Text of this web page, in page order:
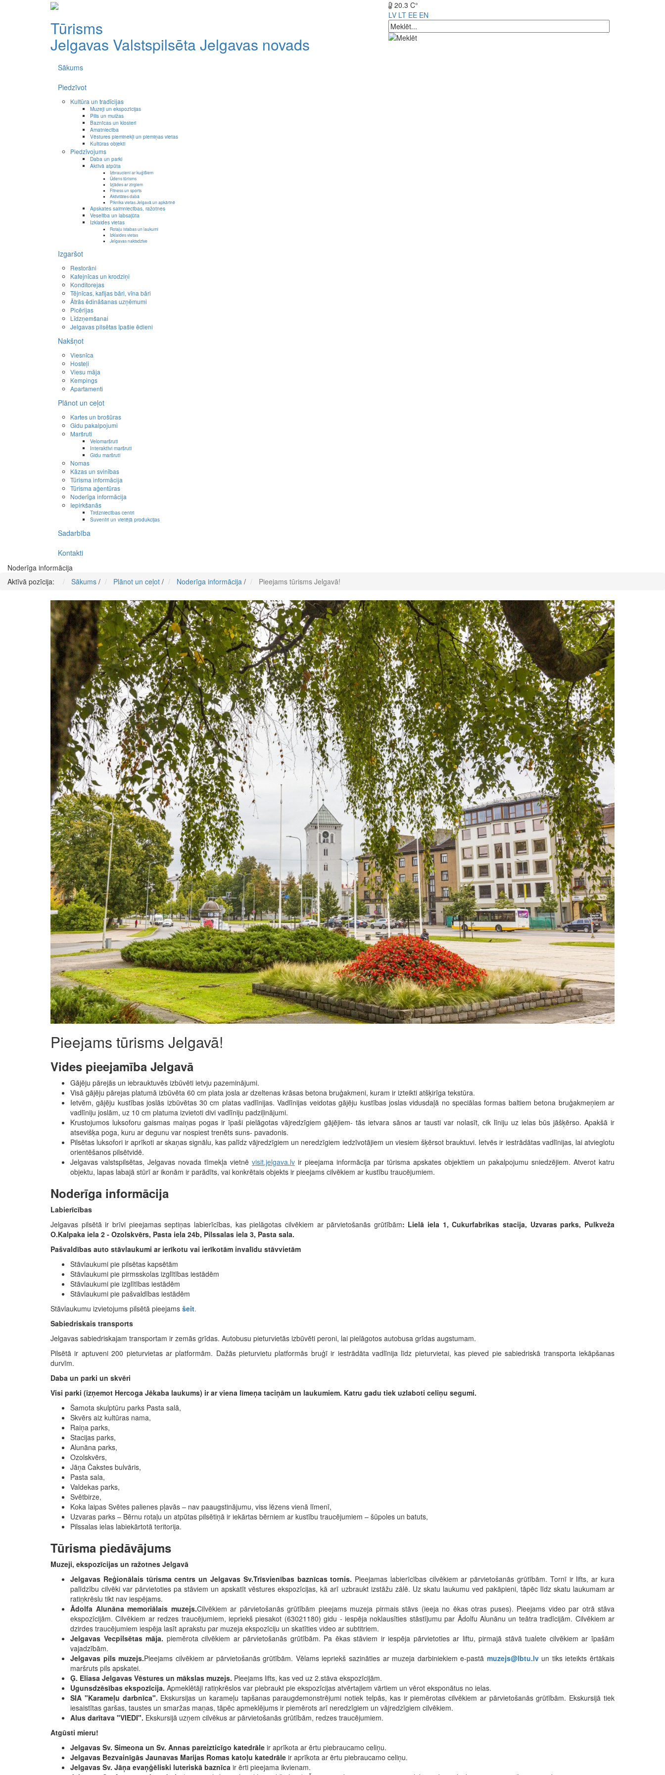
Tūrisms
Jelgavas Valstspilsēta Jelgavas novads
20.3 C°
LV LT EE EN
Sākums
Piedzīvot
Kultūra un tradīcijas
Muzeji un ekspozīcijas
Pilis un muižas
Baznīcas un klosteri
Amatniecība
Vēstures pieminekļi un piemiņas vietas
Kultūras objekti
Piedzīvojums
Daba un parki
Aktīvā atpūta
Izbraucieni ar kuģīšiem
Ūdens tūrisms
Izjādes ar zirgiem
Fitness un sports
Aktivitātes dabā
Piknika vietas Jelgavā un apkārtnē
Apskates saimniecības, ražotnes
Veselība un labsajūta
Izklaides vietas
Rotaļu istabas un laukumi
Izklaides vietas
Jelgavas naktsdzīve
Izgaršot
Restorāni
Kafejnīcas un krodziņi
Konditorejas
Tējnīcas, kafijas bāri, vīna bāri
Ātrās ēdināšanas uzņēmumi
Picērijas
Līdzņemšanai
Jelgavas pilsētas īpašie ēdieni
Nakšņot
Viesnīca
Hosteļi
Viesu māja
Kempings
Apartamenti
Plānot un ceļot
Kartes un brošūras
Gidu pakalpojumi
Maršruti
Velomaršruti
Interaktīvi maršruti
Gidu maršruti
Nomas
Kāzas un svinības
Tūrisma informācija
Tūrisma aģentūras
Noderīga informācija
Iepirkšanās
Tirdzniecības centri
Suvenīri un vietējā produkcijas
Sadarbība
Kontakti
Noderīga informācija
Aktīvā pozīcija:
Sākums / Plānot un ceļot / Noderīga informācija / Pieejams tūrisms Jelgavā!
Pieejams tūrisms Jelgavā!
Vides pieejamība Jelgavā
Gājēju pārejās un iebrauktuvēs izbūvēti ietvju pazeminājumi.
Visā gājēju pārejas platumā izbūvēta 60 cm plata josla ar dzeltenas krāsas betona bruģakmeni, kuram ir izteikti atšķirīga tekstūra.
Ietvēm, gājēju kustības joslās izbūvētas 30 cm platas vadlīnijas. Vadlīnijas veidotas gājēju kustības joslas vidusdaļā no speciālas formas baltiem betona bruģakmeņiem ar
vadlīniju joslām, uz 10 cm platuma izvietoti divi vadlīniju padziļinājumi.
Krustojumos luksoforu gaismas maiņas pogas ir īpaši pielāgotas vājredzīgiem gājējiem- tās ietvara sānos ar tausti var nolasīt, cik līniju uz ielas būs jāšķērso. Apakšā ir
atsevišķa poga, kuru ar degunu var nospiest trenēts suns- pavadonis.
Pilsētas luksofori ir aprīkoti ar skaņas signālu, kas palīdz vājredzīgiem un neredzīgiem iedzīvotājiem un viesiem šķērsot brauktuvi. Ietvēs ir iestrādātas vadlīnijas, lai atvieglotu
orientēšanos pilsētvidē.
Jelgavas valstspilsētas, Jelgavas novada tīmekļa vietnē visit.jelgava.lv ir pieejama informācija par tūrisma apskates objektiem un pakalpojumu sniedzējiem. Atverot katru
objektu, lapas labajā stūrī ar ikonām ir parādīts, vai konkrētais objekts ir pieejams cilvēkiem ar kustību traucējumiem.
Noderīga informācija
Labierīcības
Jelgavas pilsētā ir brīvi pieejamas septiņas labierīcības, kas pielāgotas cilvēkiem ar pārvietošanās grūtībām: Lielā iela 1, Cukurfabrikas stacija, Uzvaras parks, Pulkveža
O.Kalpaka iela 2 - Ozolskvērs, Pasta iela 24b, Pilssalas iela 3, Pasta sala.
Pašvaldības auto stāvlaukumi ar ierīkotu vai ierīkotām invalīdu stāvvietām
Stāvlaukumi pie pilsētas kapsētām
Stāvlaukumi pie pirmsskolas izglītības iestādēm
Stāvlaukumi pie izglītības iestādēm
Stāvlaukumi pie pašvaldības iestādēm
Stāvlaukumu izvietojums pilsētā pieejams šeit.
Sabiedriskais transports
Jelgavas sabiedriskajam transportam ir zemās grīdas. Autobusu pieturvietās izbūvēti peroni, lai pielāgotos autobusa grīdas augstumam.
Pilsētā ir aptuveni 200 pieturvietas ar platformām. Dažās pieturvietu platformās bruģī ir iestrādāta vadlīnija līdz pieturvietai, kas pieved pie sabiedriskā transporta iekāpšanas
durvīm.
Daba un parki un skvēri
Visi parki (izņemot Hercoga Jēkaba laukums) ir ar viena līmeņa taciņām un laukumiem. Katru gadu tiek uzlaboti celiņu segumi.
Šamota skulptūru parks Pasta salā,
Skvērs aiz kultūras nama,
Raiņa parks,
Stacijas parks,
Alunāna parks,
Ozolskvērs,
Jāņa Čakstes bulvāris,
Pasta sala,
Valdekas parks,
Svētbirze,
Koka laipas Svētes palienes pļavās – nav paaugstinājumu, viss lēzens vienā līmenī,
Uzvaras parks – Bērnu rotaļu un atpūtas pilsētiņā ir iekārtas bērniem ar kustību traucējumiem – šūpoles un batuts,
Pilssalas ielas labiekārtotā teritorija.
Tūrisma piedāvājums
Muzeji, ekspozīcijas un ražotnes Jelgavā
Jelgavas Reģionālais tūrisma centrs un Jelgavas Sv.Trīsvienības baznīcas tornis. Pieejamas labierīcības cilvēkiem ar pārvietošanās grūtībām. Tornī ir lifts, ar kura
palīdzību cilvēki var pārvietoties pa stāviem un apskatīt vēstures ekspozīcijas, kā arī uzbraukt izstāžu zālē. Uz skatu laukumu ved pakāpieni, tāpēc līdz skatu laukumam ar
ratiņkrēslu tikt nav iespējams.
Ādolfa Alunāna memoriālais muzejs.Cilvēkiem ar pārvietošanās grūtībām pieejams muzeja pirmais stāvs (ieeja no ēkas otras puses). Pieejams video par otrā stāva
ekspozīcijām. Cilvēkiem ar redzes traucējumiem, iepriekš piesakot (63021180) gidu - iespēja noklausīties stāstījumu par Ādolfu Alunānu un teātra tradīcijām. Cilvēkiem ar
dzirdes traucējumiem iespēja lasīt aprakstu par muzeja ekspozīciju un skatīties video ar subtitriem.
Jelgavas Vecpilsētas māja. piemērota cilvēkiem ar pārvietošanās grūtībām. Pa ēkas stāviem ir iespēja pārvietoties ar liftu, pirmajā stāvā tualete cilvēkiem ar īpašām
vajadzībām.
Jelgavas pils muzejs.Pieejams cilvēkiem ar pārvietošanās grūtībām. Vēlams iepriekš sazināties ar muzeja darbiniekiem e-pastā muzejs@lbtu.lvun tiks ieteikts ērtākais
maršruts pils apskatei.
Ģ. Eliasa Jelgavas Vēstures un mākslas muzejs. Pieejams lifts, kas ved uz 2.stāva ekspozīcijām.
Ugunsdzēsības ekspozīcija. Apmeklētāji ratiņkrēslos var piebraukt pie ekspozīcijas atvērtajiem vārtiem un vērot eksponātus no ielas.
SIA "Karameļu darbnīca". Ekskursijas un karameļu tapšanas paraugdemonstrējumi notiek telpās, kas ir piemērotas cilvēkiem ar pārvietošanās grūtībām. Ekskursijā tiek
iesaistītas garšas, taustes un smaržas maņas, tāpēc apmeklējums ir piemērots arī neredzīgiem un vājredzīgiem cilvēkiem.
Alus darītava "VIEDI". Ekskursijā uzņem cilvēkus ar pārvietošanās grūtībām, redzes traucējumiem.
Atgūsti mieru!
Jelgavas Sv. Simeona un Sv. Annas pareizticīgo katedrāle ir aprīkota ar ērtu piebraucamo celiņu.
Jelgavas Bezvainīgās Jaunavas Marijas Romas katoļu katedrāle ir aprīkota ar ērtu piebraucamo celiņu.
Jelgavas Sv. Jāņa evaņģēliski luteriskā baznīca ir ērti pieejama ikvienam.